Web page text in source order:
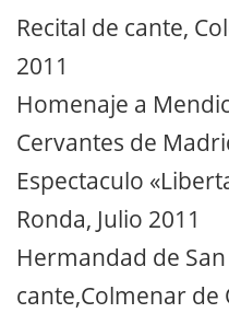
Recital de cante,
2011
Homenaje a
Cervantes de
Espectaculo
Ronda, Julio 2011
Hermandad de
cante,Colmenar de